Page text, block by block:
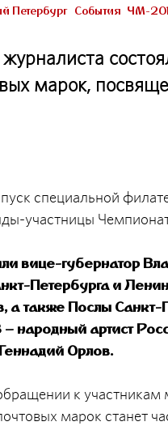
Петербург События ЧМ-
марок,
специальной
участницы
вице-губернатор
Петербурга и
а также Послы Санкт-
народный артист
Орлов.
к
марок станет